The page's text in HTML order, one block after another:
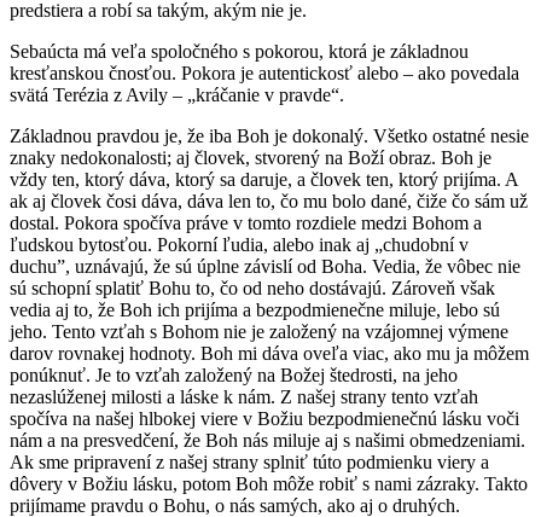
predstiera a robí sa takým, akým nie je.
Sebaúcta má veľa spoločného s pokorou, ktorá je základnou
kresťanskou čnosťou. Pokora je autentickosť alebo – ako povedala
svätá Terézia z Avily – „kráčanie v pravde“.
Základnou pravdou je, že iba Boh je dokonalý. Všetko ostatné nesie
znaky nedokonalosti; aj človek, stvorený na Boží obraz. Boh je
vždy ten, ktorý dáva, ktorý sa daruje, a človek ten, ktorý prijíma. A
ak aj človek čosi dáva, dáva len to, čo mu bolo dané, čiže čo sám už
dostal. Pokora spočíva práve v tomto rozdiele medzi Bohom a
ľudskou bytosťou. Pokorní ľudia, alebo inak aj „chudobní v
duchu”, uznávajú, že sú úplne závislí od Boha. Vedia, že vôbec nie
sú schopní splatiť Bohu to, čo od neho dostávajú. Zároveň však
vedia aj to, že Boh ich prijíma a bezpodmienečne miluje, lebo sú
jeho. Tento vzťah s Bohom nie je založený na vzájomnej výmene
darov rovnakej hodnoty. Boh mi dáva oveľa viac, ako mu ja môžem
ponúknuť. Je to vzťah založený na Božej štedrosti, na jeho
nezaslúženej milosti a láske k nám. Z našej strany tento vzťah
spočíva na našej hlbokej viere v Božiu bezpodmienečnú lásku voči
nám a na presvedčení, že Boh nás miluje aj s našimi obmedzeniami.
Ak sme pripravení z našej strany splniť túto podmienku viery a
dôvery v Božiu lásku, potom Boh môže robiť s nami zázraky. Takto
prijímame pravdu o Bohu, o nás samých, ako aj o druhých.